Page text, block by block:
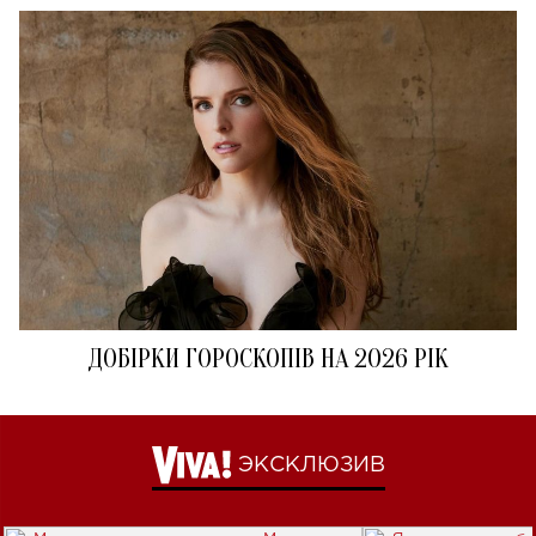
ДОБІРКИ ГОРОСКОПІВ НА 2026 РІК
ЭКСКЛЮЗИВ